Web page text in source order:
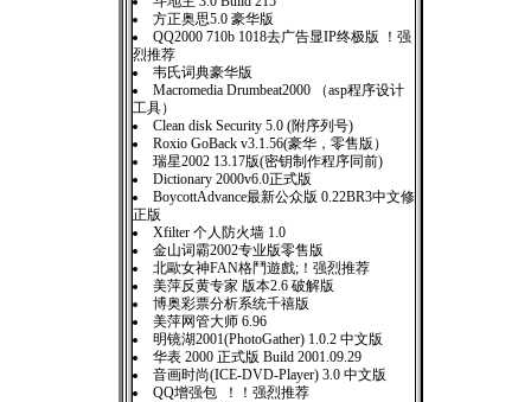
方正奥思5.0 豪华版
QQ2000 710b 1018去广告显IP终极版 ！强
烈推荐
韦氏词典豪华版
Macromedia Drumbeat2000 （asp程序设计
工具）
Clean disk Security 5.0 (附序列号)
Roxio GoBack v3.1.56(豪华，零售版）
瑞星2002 13.17版(密钥制作程序同前)
Dictionary 2000v6.0正式版
BoycottAdvance最新公众版 0.22BR3中文修
正版
Xfilter 个人防火墙 1.0
金山词霸2002专业版零售版
北歐女神FAN格鬥遊戲;！强烈推荐
美萍反黄专家 版本2.6 破解版
博奥彩票分析系统千禧版
美萍网管大师 6.96
明镜湖2001(PhotoGather) 1.0.2 中文版
华表 2000 正式版 Build 2001.09.29
音画时尚(ICE-DVD-Player) 3.0 中文版
QQ增强包 ！！强烈推荐